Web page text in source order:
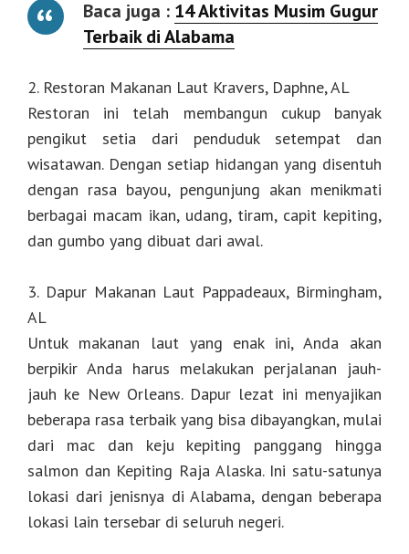
Baca juga : 14 Aktivitas Musim Gugur
Terbaik di Alabama
2. Restoran Makanan Laut Kravers, Daphne, AL
Restoran ini telah membangun cukup banyak
pengikut setia dari penduduk setempat dan
wisatawan. Dengan setiap hidangan yang disentuh
dengan rasa bayou, pengunjung akan menikmati
berbagai macam ikan, udang, tiram, capit kepiting,
dan gumbo yang dibuat dari awal.
3. Dapur Makanan Laut Pappadeaux, Birmingham,
AL
Untuk makanan laut yang enak ini, Anda akan
berpikir Anda harus melakukan perjalanan jauh-
jauh ke New Orleans. Dapur lezat ini menyajikan
beberapa rasa terbaik yang bisa dibayangkan, mulai
dari mac dan keju kepiting panggang hingga
salmon dan Kepiting Raja Alaska. Ini satu-satunya
lokasi dari jenisnya di Alabama, dengan beberapa
lokasi lain tersebar di seluruh negeri.